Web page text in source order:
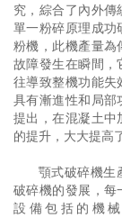
究，綜合了內外
單一粉碎原理成功
粉機，此機產量為
故障發生在瞬間，
往導致整機功能失
具有漸進性和局部
提出，在混凝土中
的提升，大大提高
顎式破碎機生
破碎機的發展，每
設備包括的機